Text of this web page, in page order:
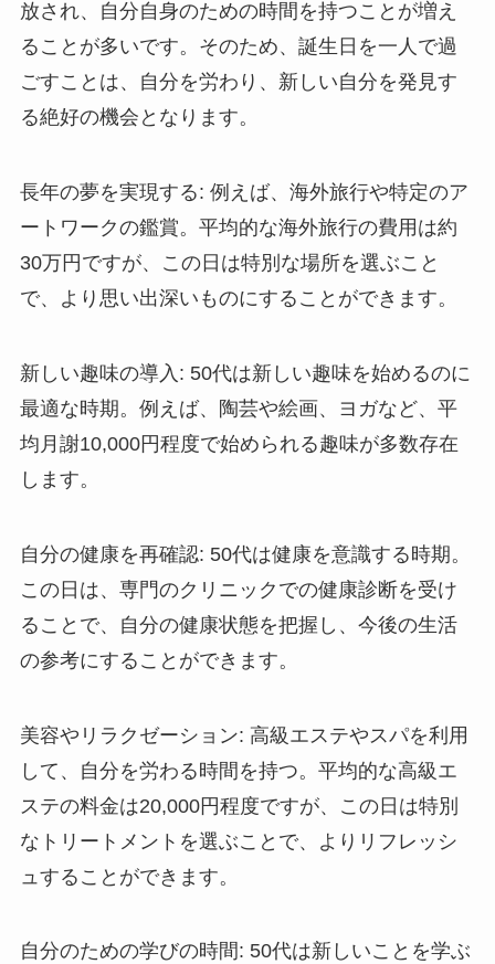
放され、自分自身のための時間を持つことが増え
ることが多いです。そのため、誕生日を一人で過
ごすことは、自分を労わり、新しい自分を発見す
る絶好の機会となります。
長年の夢を実現する: 例えば、海外旅行や特定のア
ートワークの鑑賞。平均的な海外旅行の費用は約
30万円ですが、この日は特別な場所を選ぶこと
で、より思い出深いものにすることができます。
新しい趣味の導入 : 50代は新しい趣味を始めるのに
最適な時期。例えば、陶芸や絵画、ヨガなど、平
均月謝10,000円程度で始められる趣味が多数存在
します。
自分の健康を再確認: 50代は健康を意識する時期。
この日は、専門のクリニックでの健康診断を受け
ることで、自分の健康状態を把握し、今後の生活
の参考にすることができます。
美容やリラクゼーション: 高級エステやスパを利用
して、自分を労わる時間を持つ。平均的な高級エ
ステの料金は20,000円程度ですが、この日は特別
なトリートメントを選ぶことで、よりリフレッシ
ュすることができます。
自分のための学びの時間: 50代は新しいことを学ぶ